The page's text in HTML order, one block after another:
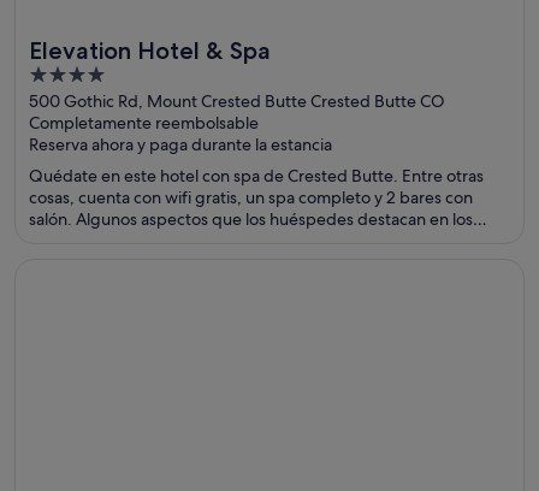
Elevation Hotel & Spa
4
out
of
5
500 Gothic Rd, Mount Crested Butte Crested Butte CO
Completamente reembolsable
Reserva ahora y paga durante la estancia
Quédate en este hotel con spa de Crested Butte. Entre otras
cosas, cuenta con wifi gratis, un spa completo y 2 bares con
salón. Algunos aspectos que los huéspedes destacan en los